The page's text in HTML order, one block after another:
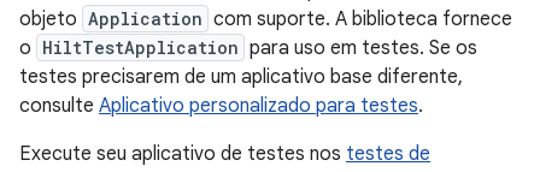
objeto Application com suporte. A biblioteca fornece
o HiltTestApplication para uso em testes. Se os
testes precisarem de um aplicativo base diferente,
consulte Aplicativo personalizado para testes.
Execute seu aplicativo de testes nos testes de